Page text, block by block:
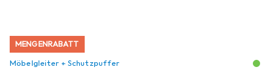
MENGENRABATT
Möbelgleiter + Schutzpuffer